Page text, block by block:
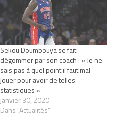
Sekou Doumbouya se fait
dégommer par son coach : « Je ne
sais pas à quel point il faut mal
jouer pour avoir de telles
statistiques »
janvier 30, 2020
Dans "Actualités"